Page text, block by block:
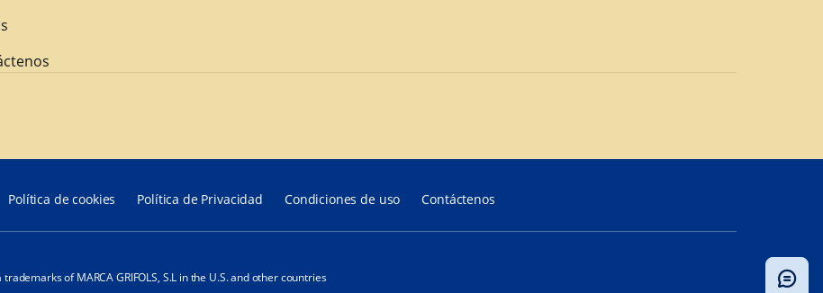
Política de cookies Política de Privacidad Condiciones de uso Contáctenos
of MARCA GRIFOLS, S.L in the U.S. and other countries